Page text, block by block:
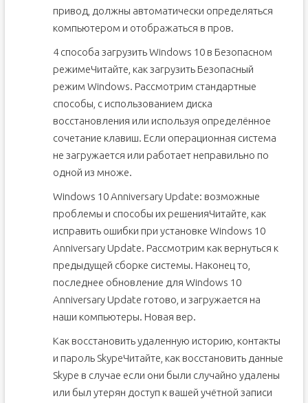
привод, должны автоматически определяться
компьютером и отображаться в пров.
4 способа загрузить Windows 10 в Безопасном
режимеЧитайте, как загрузить Безопасный
режим Windows. Рассмотрим стандартные
способы, с использованием диска
восстановления или используя определённое
сочетание клавиш. Если операционная система
не загружается или работает неправильно по
одной из множе.
Windows 10 Anniversary Update: возможные
проблемы и способы их решенияЧитайте, как
исправить ошибки при установке Windows 10
Anniversary Update. Рассмотрим как вернуться к
предыдущей сборке системы. Наконец то,
последнее обновление для Windows 10
Anniversary Update готово, и загружается на
наши компьютеры. Новая вер.
Как восстановить удаленную историю, контакты
и пароль SkypeЧитайте, как восстановить данные
Skype в случае если они были случайно удалены
или был утерян доступ к вашей учётной записи